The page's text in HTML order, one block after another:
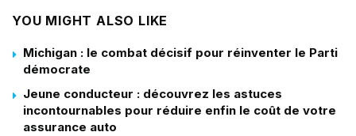
YOU MIGHT ALSO LIKE
Michigan : le combat décisif pour réinventer le Parti
démocrate
Jeune conducteur : découvrez les astuces
incontournables pour réduire enfin le coût de votre
assurance auto